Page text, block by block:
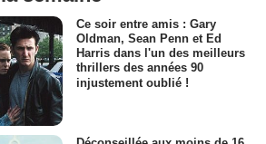
Ce soir entre amis : Gary
Oldman, Sean Penn et Ed
Harris dans l'un des meilleurs
thrillers des années 90
injustement oublié !